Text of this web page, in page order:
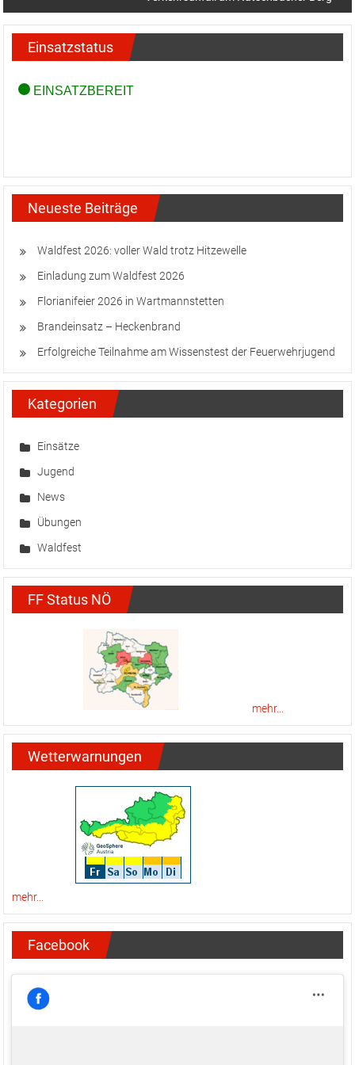
Einsatzstatus
Neueste Beiträge
Waldfest 2026: voller Wald trotz Hitzewelle
Einladung zum Waldfest 2026
Florianifeier 2026 in Wartmannstetten
Brandeinsatz – Heckenbrand
Erfolgreiche Teilnahme am Wissenstest der Feuerwehrjugend
Kategorien
Einsätze
Jugend
News
Übungen
Waldfest
FF Status NÖ
mehr...
Wetterwarnungen
mehr...
Facebook